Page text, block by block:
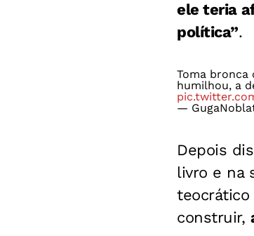
ele teria
política”.
Toma bronca
humilhou, a
—
Depois
livro e na
teocrático
construir,